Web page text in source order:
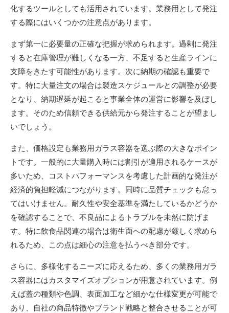
化するツールとしても活用されています。業務用として発注
する際にはいくつかの注意点があります。
まず第一に必要量の正確な把握が求められます。過剰に発注
すると在庫管理が難しくなる一方、不足すると生産ラインに
支障をきたす可能性があります。次に納期の確認も重要で
す。特に大量注文の場合は製造スケジュールとの調整が必要
となり、納期遅延が起こると事業全体の運営に影響を及ぼし
ます。そのため信頼できる供給元から発注することが望まし
いでしょう。
また、価格設定も業務用ガラス容器を選ぶ際の大きなポイン
トです。一般的に大量購入時には割引が適用されるケースが
多いため、コストパフォーマンスを考慮した計画的な発注が
経済的負担軽減につながります。同時に品質チェックも怠っ
てはいけません。耐久性や安全基準を満たしているかどうか
を確認することで、不良品によるトラブルを未然に防げま
す。特に飲食品関連の場合は衛生面への配慮が厳しく求めら
れるため、この点は細心の注意を払うべき部分です。
さらに、多様化するニーズに応えるため、多くの業務用ガラ
ス容器にはカスタマイズオプションが用意されています。例
えば蓋の種類や色調、表面加工など細かな仕様変更が可能で
あり、自社の商品特徴やブランド戦略と整合させることが可